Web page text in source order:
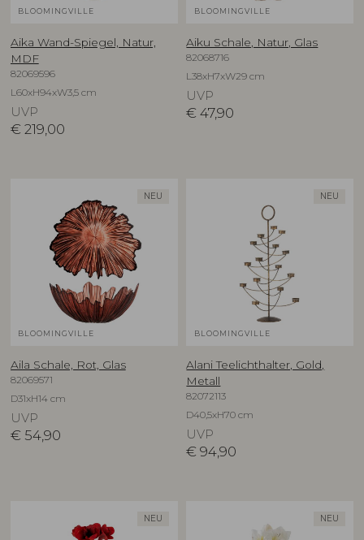
BLOOMINGVILLE
Aika Wand-Spiegel, Natur,
MDF
82069596
L60xH94xW3,5 cm
UVP
€ 219,00
BLOOMINGVILLE
Aiku Schale, Natur, Glas
82068716
L38xH7xW29 cm
UVP
€ 47,90
NEU
BLOOMINGVILLE
Aila Schale, Rot, Glas
82069571
D31xH14 cm
UVP
€ 54,90
NEU
BLOOMINGVILLE
Alani Teelichthalter, Gold,
Metall
82072113
D40,5xH70 cm
UVP
€ 94,90
NEU NEU